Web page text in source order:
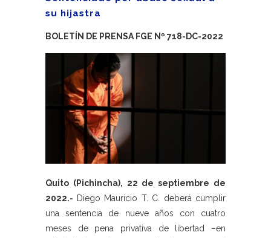
su hijastra
BOLETÍN DE PRENSA FGE Nº 718-DC-2022
Quito (Pichincha), 22 de septiembre de
2022.- Diego Mauricio T. C. deberá cumplir
una sentencia de nueve años con cuatro
meses de pena privativa de libertad –en